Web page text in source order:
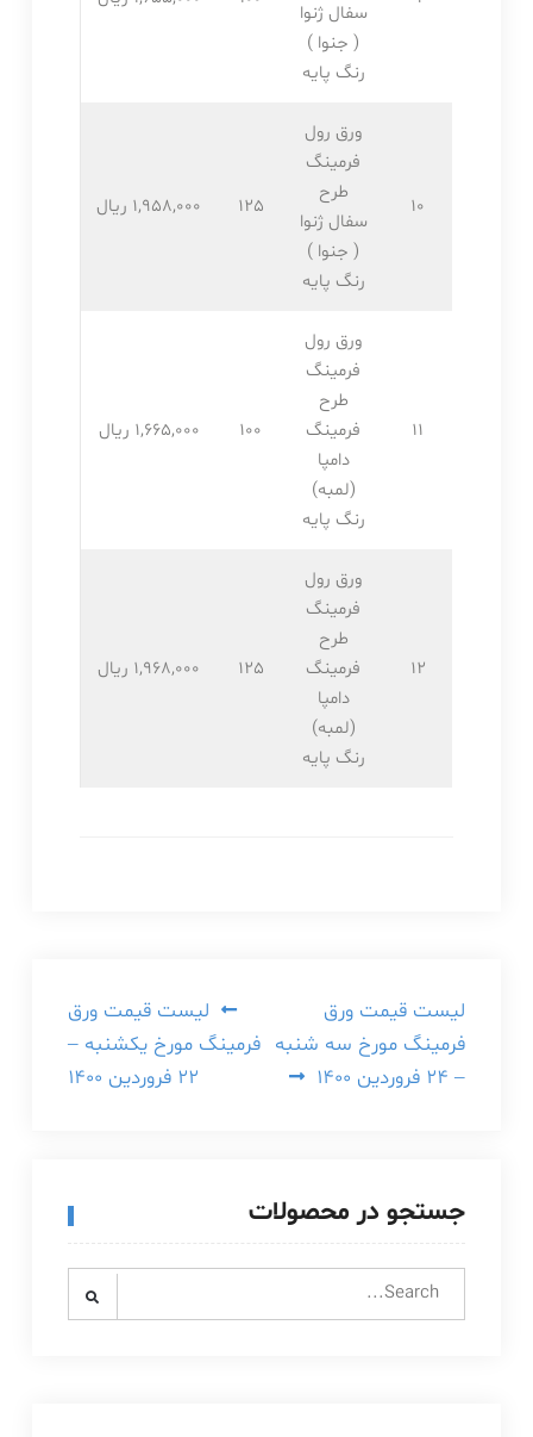
سفال ژنوا
( جنوا )
رنگ پایه
10
ورق رول
فرمینگ
طرح
سفال ژنوا
( جنوا )
رنگ پایه
125 1,958,۰۰۰ ریال
11
ورق رول
فرمینگ
طرح
فرمینگ
دامپا
(لمبه)
رنگ پایه
100 1,665,۰۰۰ ریال
12
ورق رول
فرمینگ
طرح
فرمینگ
دامپا
(لمبه)
رنگ پایه
125 1,968,۰۰۰ ریال
راهبری
نوشته
لیست قیمت ورق
فرمینگ مورخ یکشنبه –
۲۲ فروردین ۱۴۰۰
لیست قیمت ورق
فرمینگ مورخ سه شنبه
– ۲۴ فروردین ۱۴۰۰
جستجو در محصولات
Search